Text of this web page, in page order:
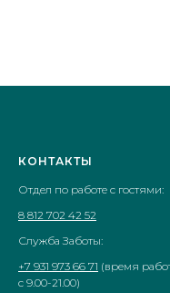
КОНТАКТЫ
Отдел по работе с гостями:
8 812 702 42 52
Служба Заботы:
+7 931 973 66 71 (время
с 9.00-21.00)